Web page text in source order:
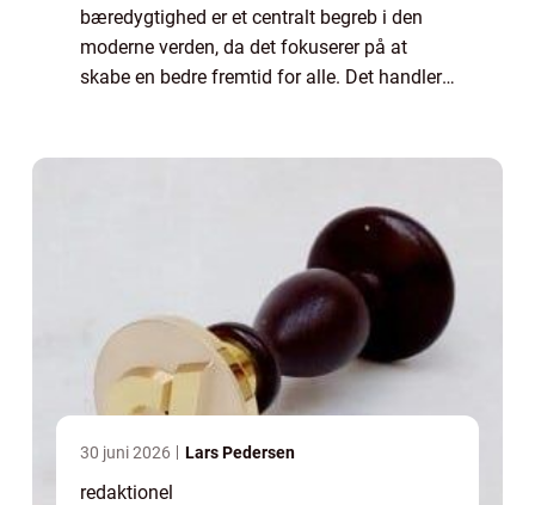
bæredygtighed er et centralt begreb i den
moderne verden, da det fokuserer på at
skabe en bedre fremtid for alle. Det handler
30 juni 2026 Lars Pedersen
redaktionel